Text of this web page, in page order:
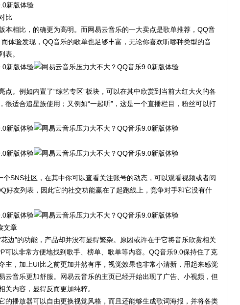
比
本相比，的确更为高明。而网易云音乐的一大卖点是歌单推荐，QQ音
体验发现，QQ音乐的歌单也足够丰富，无论你喜欢听哪种类型的音
表。
点。例如内置了“综艺专区”板块，可以在其中欣赏到当前大红大火的各
很适合追星族使用；又例如“一起听”，这是一个直播栏目，粉丝可以打
个SNS社区，在其中你可以查看关注账号的动态，可以观看视频或者阅
好友列表，因此它的社交功能赢在了起跑线上，竞争对手和它没有什
文章
边”的功能，产品却并没有显得繁杂。原因或许在于它将音乐欣赏相关
可以非常方便地找到歌手、榜单、歌单等内容。QQ音乐9.0保持住了克
主，加上UI比之前更加井然有序，视觉效果也非常小清新，用起来感觉
音乐更加舒服。网易云音乐的主页已经开始出现了广告、小视频，但
内容，显得反而更加纯粹。
的播放器可以自由更换视觉风格，而且还能够生成歌词海报，并将各类